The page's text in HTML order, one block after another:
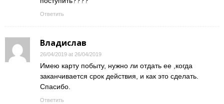
Ответить
Владислав
26/04/2019 at 26/04/2019
Имею карту побыту, нужно ли отдать ее ,когда
заканчивается срок действия, и как это сделать.
Спасибо.
Ответить